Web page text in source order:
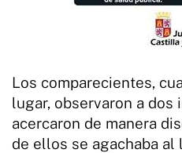
Los comparecientes,
lugar, observaron a dos
acercaron de manera
de ellos se agachaba al